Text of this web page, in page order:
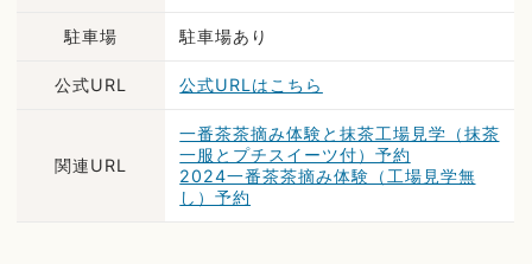
駐車場 駐車場あり
公式URL 公式URLはこちら
関連URL
一番茶茶摘み体験と抹茶工場見学（抹茶
一服とプチスイーツ付）予約
2024一番茶茶摘み体験（工場見学無
し）予約